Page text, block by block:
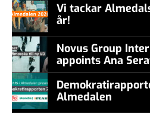
Vi tackar
år!
Novus Group
appoints Ana
new CEO
Almedalen